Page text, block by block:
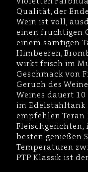
Qualität, der
Wein ist voll,
einen fruchtigen
einem samtigen
Himbeeren,
wirkt frisch im
Geschmack von
Geruch des
Weines dauert 10
im Edelstahltank
empfehlen Teran
Fleischgerichten,
besten genießen
Temperaturen
PTP Klassik ist